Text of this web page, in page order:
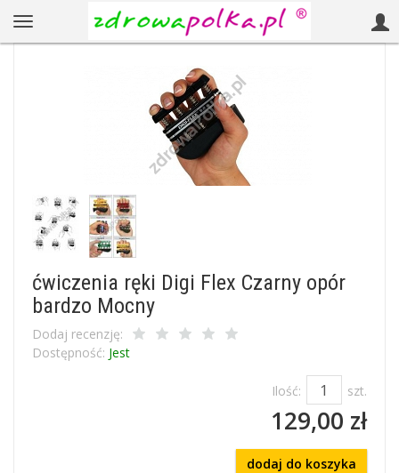
ćwiczenia ręki Digi Flex Czarny opór
bardzo Mocny
Dodaj recenzję:
Dostępność: Jest
Ilość: szt.
129,00 zł
dodaj do koszyka